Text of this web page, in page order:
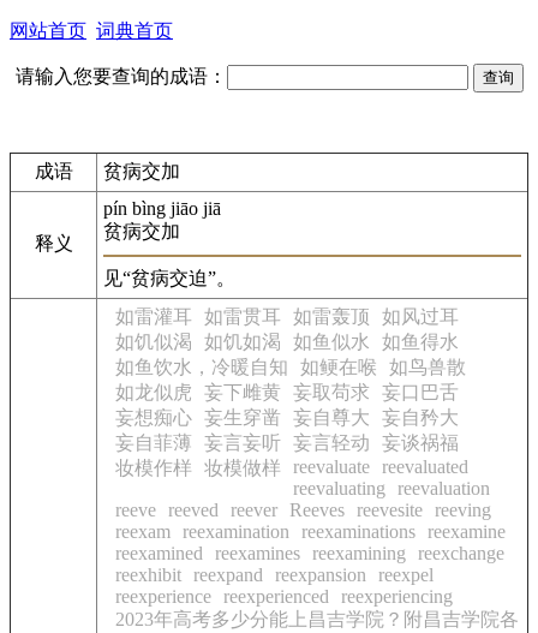
网站首页 词典首页
请输入您要查询的成语：
成语 贫病交加
释义
pín bìng jiāo jiā
贫病交加
见“贫病交迫”。
如雷灌耳 如雷贯耳 如雷轰顶
如风过耳
如饥似渴
如饥如渴 如鱼似水
如鱼得水
如鱼饮水，冷暖自知
如鲠在喉
如鸟兽散
如龙似虎
妄下雌黄 妄取苟求
妄口巴舌
妄想痴心 妄生穿凿 妄自尊大
妄自矜大
妄自菲薄
妄言妄听 妄言轻动
妄谈祸福
妆模作样 妆模做样 reevaluate reevaluated
reevaluating
reevaluation
reeve reeved reever Reeves reevesite reeving
reexam
reexamination reexaminations reexamine
reexamined
reexamines reexamining
reexchange
reexhibit reexpand reexpansion
reexpel
reexperience reexperienced
reexperiencing
2023年高考多少分能上昌吉学院？附昌吉学院各